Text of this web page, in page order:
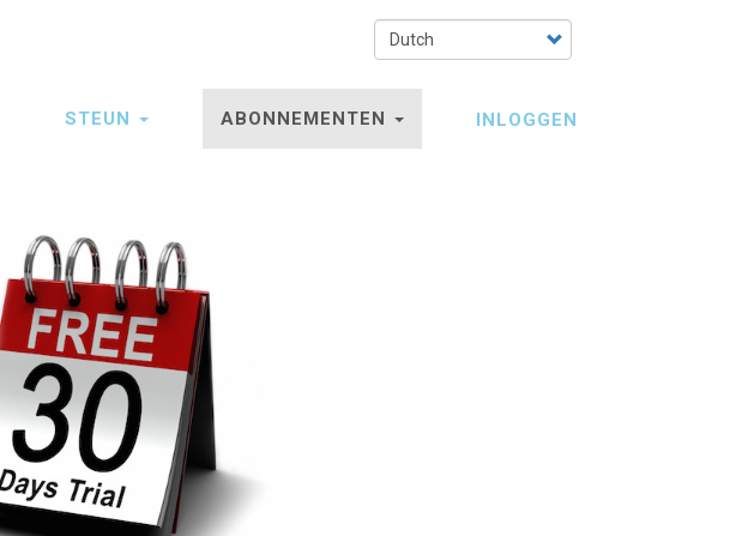
Select
your
language
STEUN ABONNEMENTEN INLOGGEN